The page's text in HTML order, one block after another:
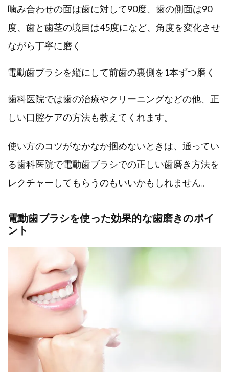
噛み合わせの面は歯に対して90度、歯の側面は90
度、歯と歯茎の境目は45度になど、角度を変化させ
ながら丁寧に磨く
電動歯ブラシを縦にして前歯の裏側を1本ずつ磨く
歯科医院では歯の治療やクリーニングなどの他、正
しい口腔ケアの方法も教えてくれます。
使い方のコツがなかなか掴めないときは、通ってい
る歯科医院で電動歯ブラシでの正しい歯磨き方法を
レクチャーしてもらうのもいいかもしれません。
電動歯ブラシを使った効果的な歯磨きのポイ
ント